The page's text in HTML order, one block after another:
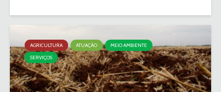
AGRICULTURA ATUAÇÃO
MEIO AMBIENTE
SERVIÇOS